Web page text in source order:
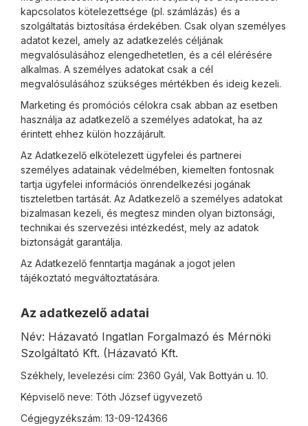
kapcsolatos kötelezettsége (pl. számlázás) és a
szolgáltatás biztosítása érdekében. Csak olyan személyes
adatot kezel, amely az adatkezelés céljának
megvalósulásához elengedhetetlen, és a cél elérésére
alkalmas. A személyes adatokat csak a cél
megvalósulásához szükséges mértékben és ideig kezeli.
Marketing és promóciós célokra csak abban az esetben
használja az adatkezelő a személyes adatokat, ha az
érintett ehhez külön hozzájárult.
Az Adatkezelő elkötelezett ügyfelei és partnerei
személyes adatainak védelmében, kiemelten fontosnak
tartja ügyfelei információs önrendelkezési jogának
tiszteletben tartását. Az Adatkezelő a személyes adatokat
bizalmasan kezeli, és megtesz minden olyan biztonsági,
technikai és szervezési intézkedést, mely az adatok
biztonságát garantálja.
Az Adatkezelő fenntartja magának a jogot jelen
tájékoztató megváltoztatására.
Az adatkezelő adatai
Név: Házavató Ingatlan Forgalmazó és Mérnöki
Szolgáltató Kft. (Házavató Kft.
Székhely, levelezési cím: 2360 Gyál, Vak Bottyán u. 10.
Képviselő neve: Tóth József ügyvezető
Cégjegyzékszám: 13-09-124366